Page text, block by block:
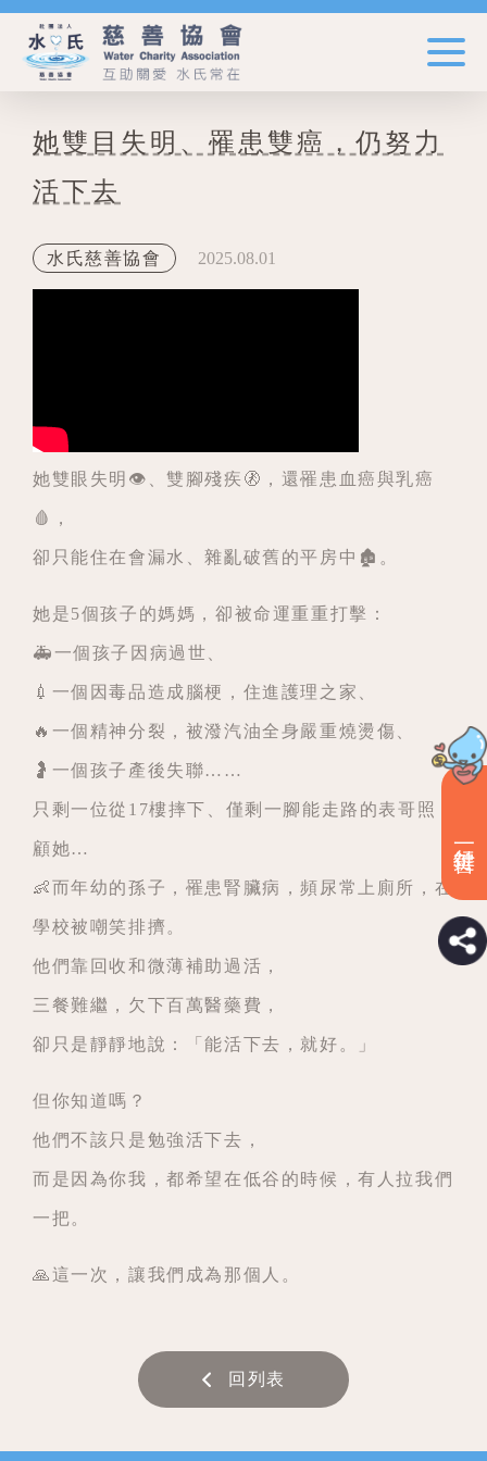
她雙目失明、罹患雙癌，仍努力
活下去
水氏慈善協會 2025.08.01
她雙眼失明👁️、雙腳殘疾🚷，還罹患血癌與乳癌
🩸，
卻只能住在會漏水、雜亂破舊的平房中🏚️。
她是5個孩子的媽媽，卻被命運重重打擊：
🚑一個孩子因病過世、
💉一個因毒品造成腦梗，住進護理之家、
🔥一個精神分裂，被潑汽油全身嚴重燒燙傷、
🤰一個孩子產後失聯……
只剩一位從17樓摔下、僅剩一腳能走路的表哥照
顧她…
👶而年幼的孫子，罹患腎臟病，頻尿常上廁所，在
學校被嘲笑排擠。
他們靠回收和微薄補助過活，
三餐難繼，欠下百萬醫藥費，
卻只是靜靜地說：「能活下去，就好。」
但你知道嗎？
他們不該只是勉強活下去，
而是因為你我，都希望在低谷的時候，有人拉我們
一把。
🙏這一次，讓我們成為那個人。
回列表